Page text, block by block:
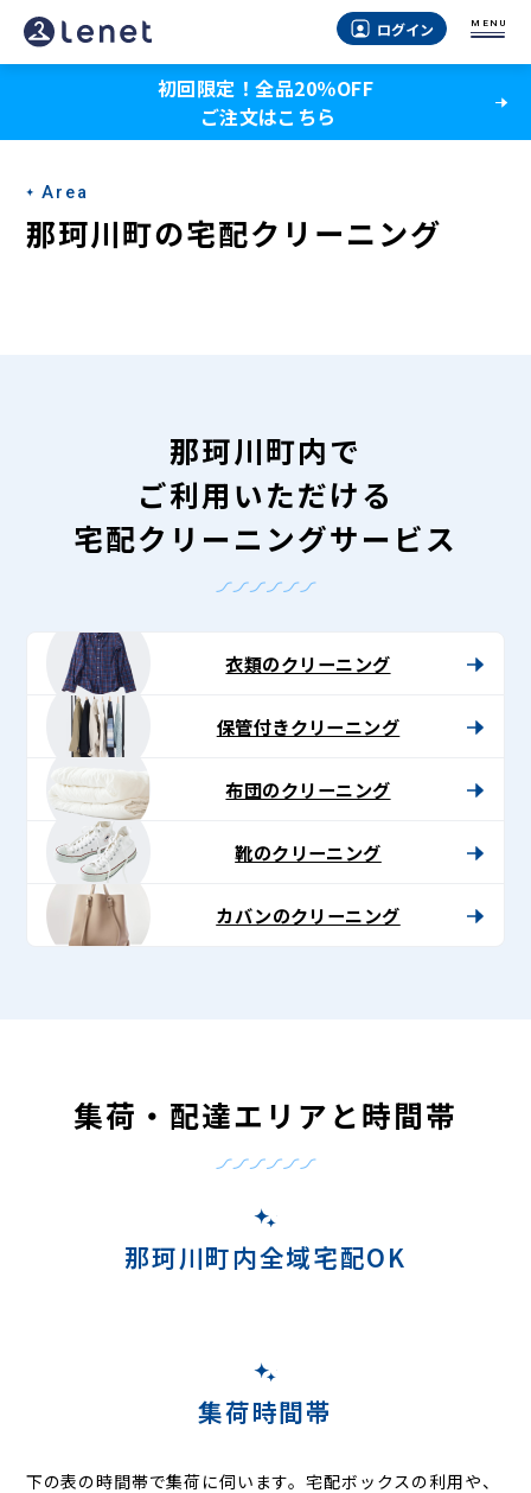
那
珂
町
の
宅
ログイン MENU
初回限定！全品20％OFF
ご注文はこちら
Area
那珂川町の宅配クリーニング
那珂川町内で
ご利用いただける
宅配クリーニングサービス
衣類のクリーニング
保管付きクリーニング
布団のクリーニング
靴のクリーニング
カバンのクリーニング
集荷・配達エリアと時間帯
那珂川町内全域宅配OK
集荷時間帯
下の表の時間帯で集荷に伺います。宅配ボックスの利用や、